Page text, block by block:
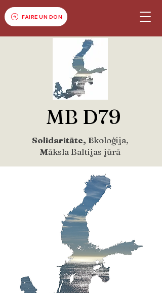
FAIRE UN DON
MB D79
Solidaritāte, Ekoloģija,
Māksla Baltijas jūrā